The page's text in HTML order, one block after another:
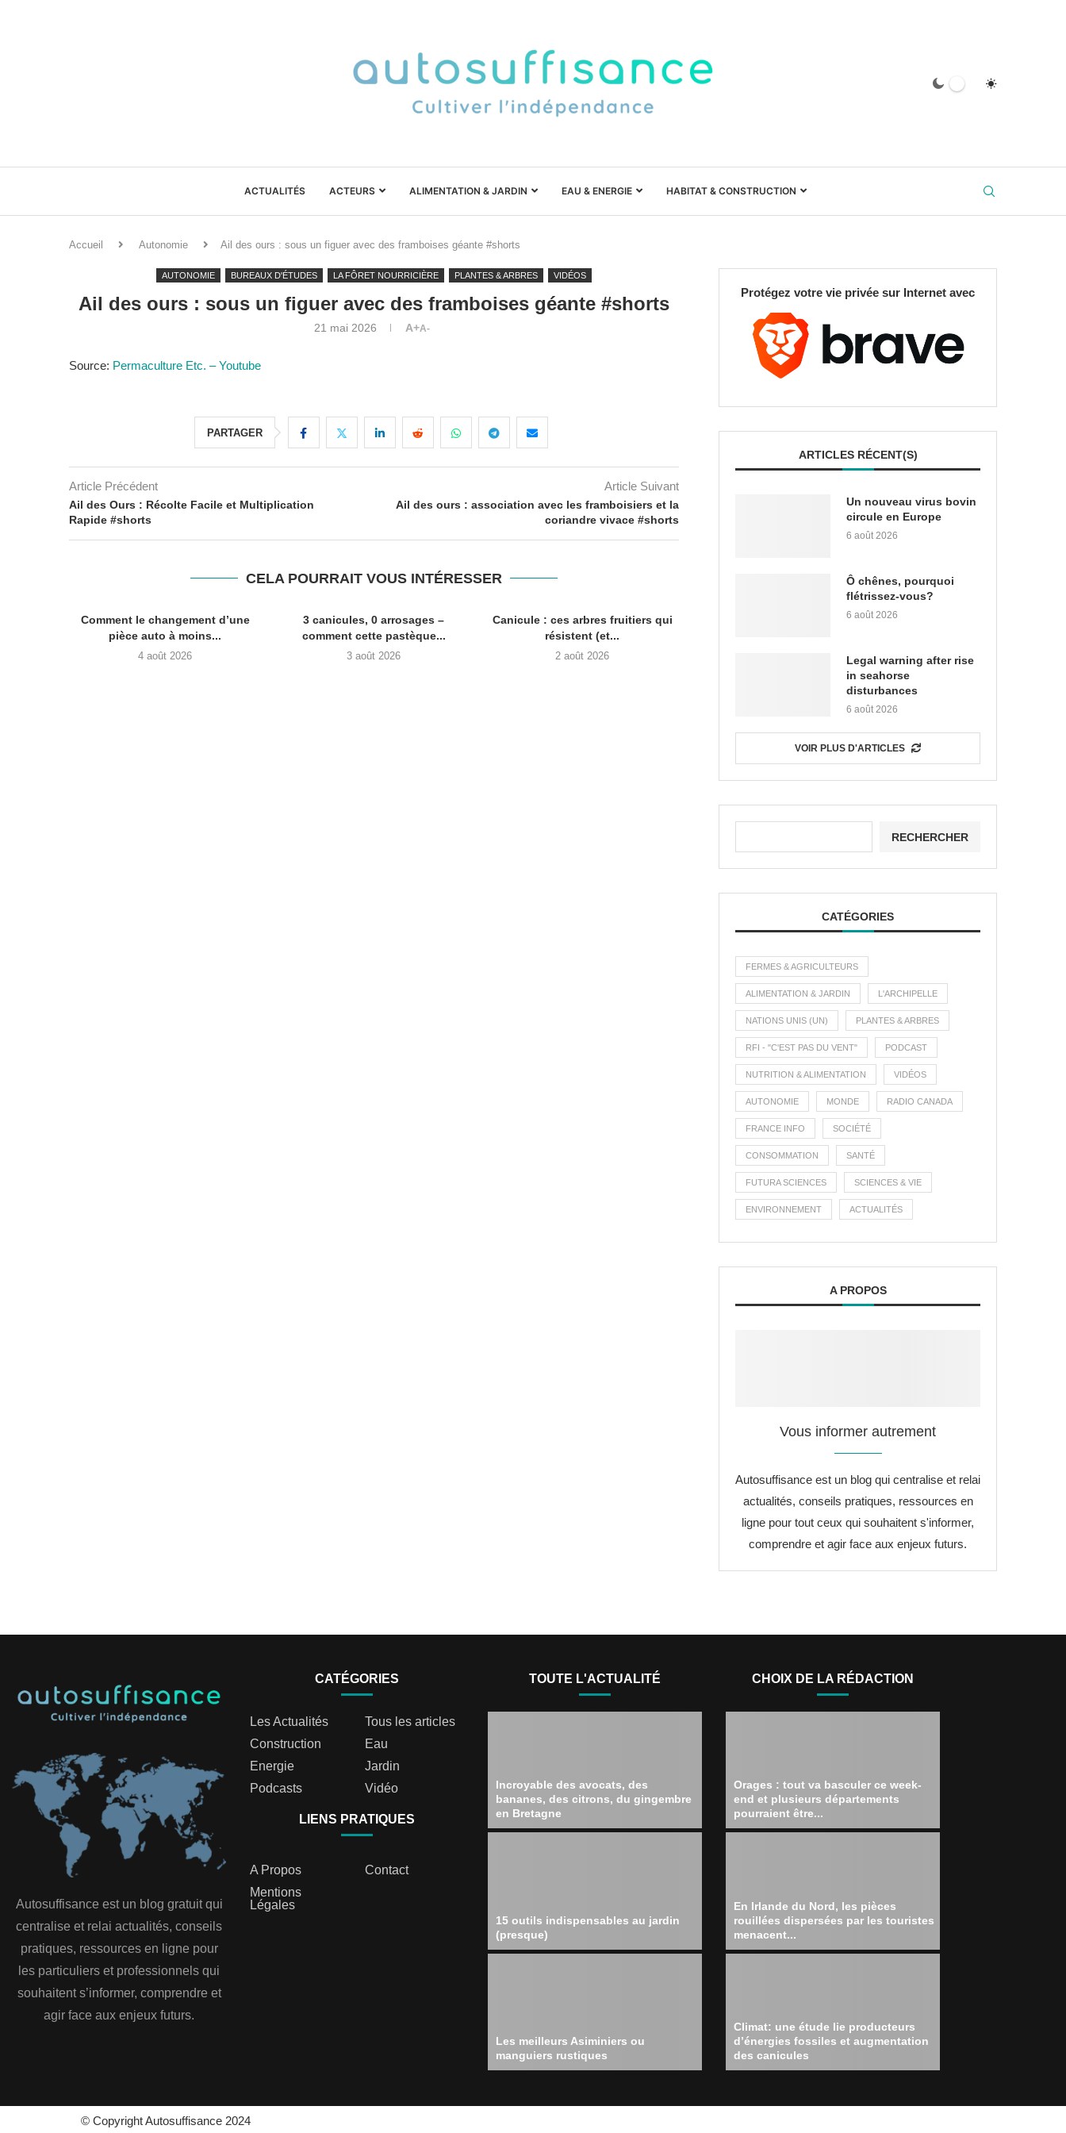
ACTUALITÉS ACTEURS ALIMENTATION & JARDIN EAU & ENERGIE HABITAT & CONSTRUCTION
Accueil Autonomie Ail des ours : sous un figuer avec des framboises géante #shorts
AUTONOMIE BUREAUX D'ÉTUDES LA FÔRET NOURRICIÈRE PLANTES & ARBRES VIDÉOS
Ail des ours : sous un figuer avec des framboises géante #shorts
21 mai 2026 A+A-
Source: Permaculture Etc. – Youtube
PARTAGER
Article Précédent
Ail des Ours : Récolte Facile et Multiplication
Rapide #shorts
Article Suivant
Ail des ours : association avec les framboisiers et la
coriandre vivace #shorts
CELA POURRAIT VOUS INTÉRESSER
Comment le changement d’une
pièce auto à moins...
4 août 2026
3 canicules, 0 arrosages –
comment cette pastèque...
3 août 2026
Canicule : ces arbres fruitiers qui
résistent (et...
2 août 2026
Protégez votre vie privée sur Internet avec
ARTICLES RÉCENT(S)
Un nouveau virus bovin
circule en Europe
6 août 2026
Ô chênes, pourquoi
flétrissez-vous?
6 août 2026
Legal warning after rise
in seahorse
disturbances
6 août 2026
VOIR PLUS D'ARTICLES
RECHERCHER
CATÉGORIES
FERMES & AGRICULTEURS
ALIMENTATION & JARDIN L'ARCHIPELLE
NATIONS UNIS (UN) PLANTES & ARBRES
RFI - "C'EST PAS DU VENT" PODCAST
NUTRITION & ALIMENTATION VIDÉOS
AUTONOMIE MONDE RADIO CANADA
FRANCE INFO SOCIÉTÉ
CONSOMMATION SANTÉ
FUTURA SCIENCES SCIENCES & VIE
ENVIRONNEMENT ACTUALITÉS
A PROPOS
Vous informer autrement
Autosuffisance est un blog qui centralise et relai
actualités, conseils pratiques, ressources en
ligne pour tout ceux qui souhaitent s'informer,
comprendre et agir face aux enjeux futurs.
Autosuffisance est un blog gratuit qui
centralise et relai actualités, conseils
pratiques, ressources en ligne pour
les particuliers et professionnels qui
souhaitent s’informer, comprendre et
agir face aux enjeux futurs.
CATÉGORIES
Les Actualités
Tous les articles
Construction
Eau
Energie
Jardin
Podcasts
Vidéo
LIENS PRATIQUES
A Propos
Contact
Mentions
Légales
TOUTE L'ACTUALITÉ
Incroyable des avocats, des
bananes, des citrons, du gingembre
en Bretagne
15 outils indispensables au jardin
(presque)
Les meilleurs Asiminiers ou
manguiers rustiques
CHOIX DE LA RÉDACTION
Orages : tout va basculer ce week-
end et plusieurs départements
pourraient être...
En Irlande du Nord, les pièces
rouillées dispersées par les touristes
menacent...
Climat: une étude lie producteurs
d’énergies fossiles et augmentation
des canicules
© Copyright Autosuffisance 2024